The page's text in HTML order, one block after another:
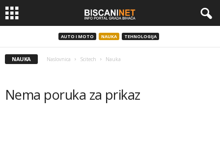
AUTO I MOTO NAUKA TEHNOLOGIJA
NAUKA Naslovnica Scitech Nauka
Nema poruka za prikaz